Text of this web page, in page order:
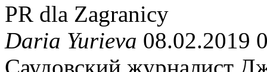
PR dla Zagranicy
Daria Yurieva 08.02.2019
Саудовский журналист